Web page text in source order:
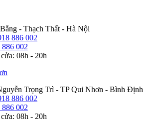
- Thạch Thất - Hà Nội
886 002
886 002
: 08h - 20h
Trọng Trì - TP Qui Nhơn - Bình Định
886 002
886 002
: 08h - 20h